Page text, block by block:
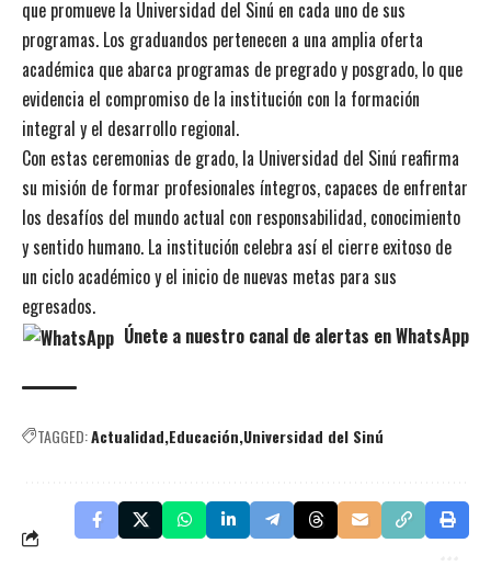
que promueve la Universidad del Sinú en cada uno de sus
programas. Los graduandos pertenecen a una amplia oferta
académica que abarca programas de pregrado y posgrado, lo que
evidencia el compromiso de la institución con la formación
integral y el desarrollo regional.
Con estas ceremonias de grado, la Universidad del Sinú reafirma
su misión de formar profesionales íntegros, capaces de enfrentar
los desafíos del mundo actual con responsabilidad, conocimiento
y sentido humano. La institución celebra así el cierre exitoso de
un ciclo académico y el inicio de nuevas metas para sus
egresados.
Únete a nuestro canal de alertas en WhatsApp
TAGGED:Actualidad Educación Universidad del Sinú